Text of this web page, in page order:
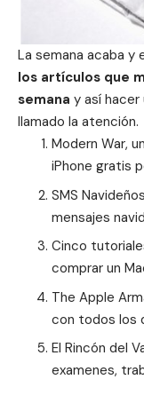
La semana acaba y
los artículos que
semana y así hacer
llamado la atención.
Modern War,
iPhone gratis
SMS
mensajes
Cinco
comprar un
The Apple
con todos los
El Rincón del
examenes,